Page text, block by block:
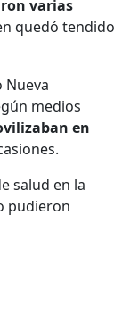
varias
quedó tendido
Nueva
medios
en
salud en la
pudieron